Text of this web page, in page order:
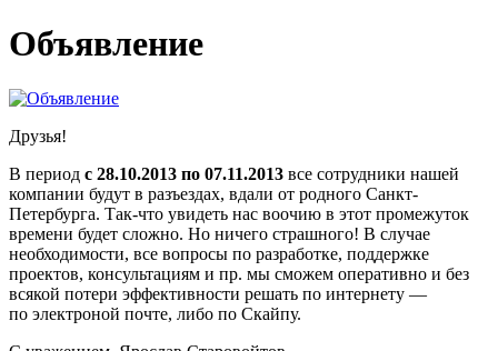
Объявление
Друзья!
В период с 28.10.2013 по 07.11.2013 все сотрудники нашей
компании будут в разъездах, вдали от родного Санкт-
Петербурга. Так-что увидеть нас воочию в этот промежуток
времени будет сложно. Но ничего страшного! В случае
необходимости, все вопросы по разработке, поддержке
проектов, консультациям и пр. мы сможем оперативно и без
всякой потери эффективности решать по интернету —
по электроной почте, либо по Скайпу.